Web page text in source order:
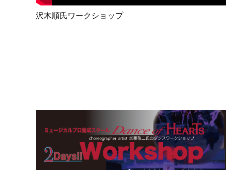
沢木順氏ワークショップ